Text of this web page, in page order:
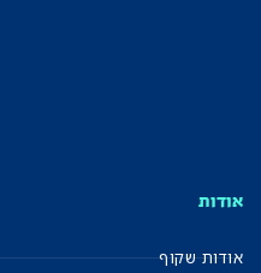
אודות
אודות שקוף